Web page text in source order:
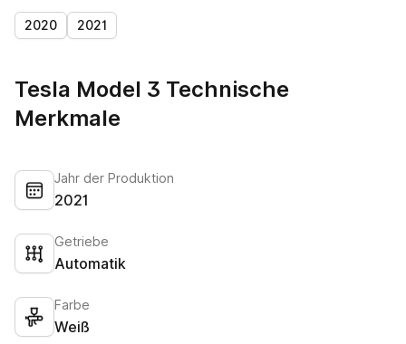
2020 2021
Tesla Model 3 Technische
Merkmale
Jahr der Produktion
2021
Getriebe
Automatik
Farbe
Weiß